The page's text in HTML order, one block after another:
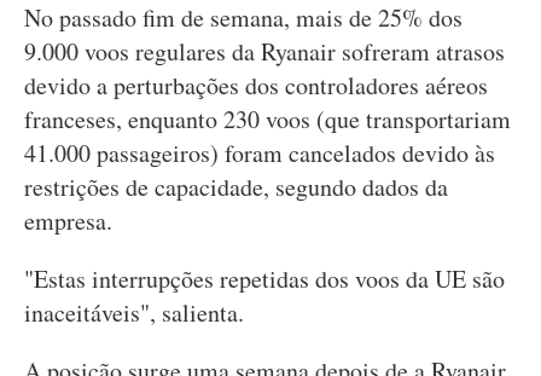
No passado fim de semana, mais de 25% dos
9.000 voos regulares da Ryanair sofreram atrasos
devido a perturbações dos controladores aéreos
franceses, enquanto 230 voos (que transportariam
41.000 passageiros) foram cancelados devido às
restrições de capacidade, segundo dados da
empresa.
"Estas interrupções repetidas dos voos da UE são
inaceitáveis", salienta.